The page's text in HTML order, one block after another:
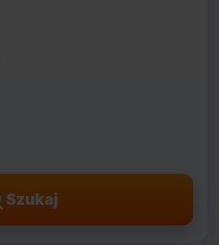
Szukaj